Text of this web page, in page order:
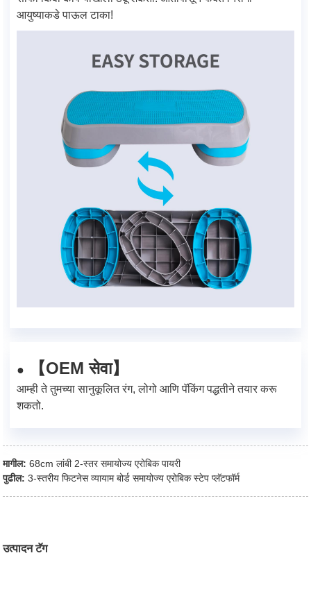
आयुष्याकडे पाऊल टाका!
● 【OEM सेवा】
आम्ही ते तुमच्या सानुकूलित रंग, लोगो आणि पॅकिंग पद्धतीने तयार करू
शकतो.
मागील: 68cm लांबी 2-स्तर समायोज्य एरोबिक पायरी
पुढील: 3-स्तरीय फिटनेस व्यायाम बोर्ड समायोज्य एरोबिक स्टेप प्लॅटफॉर्म
उत्पादन टॅग